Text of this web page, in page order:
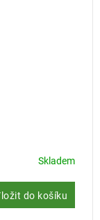
Skladem
do košíku